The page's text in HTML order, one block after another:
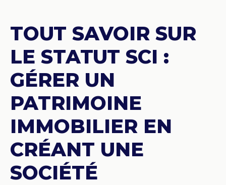
TOUT SAVOIR SUR
LE STATUT SCI :
GÉRER UN
PATRIMOINE
IMMOBILIER EN
CRÉANT UNE
SOCIÉTÉ